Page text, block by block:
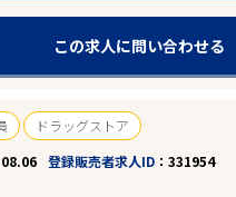
この求人に問い合わせる
ドラッグストア
登録販売者求人ID 331954